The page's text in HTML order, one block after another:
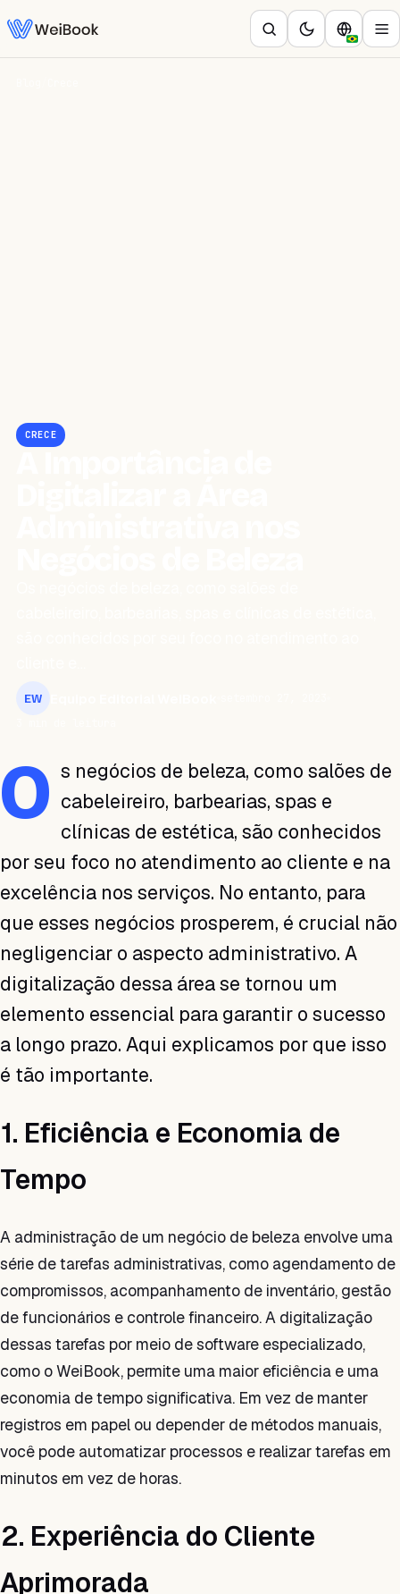
CRECE
EW
O s negócios de beleza, como salões de
cabeleireiro, barbearias, spas e
clínicas de estética, são conhecidos
por seu foco no atendimento ao cliente e na
excelência nos serviços. No entanto, para
que esses negócios prosperem, é crucial não
negligenciar o aspecto administrativo. A
digitalização dessa área se tornou um
elemento essencial para garantir o sucesso
a longo prazo. Aqui explicamos por que isso
é tão importante.
1. Eficiência e Economia de
Tempo
A administração de um negócio de beleza envolve uma
série de tarefas administrativas, como agendamento de
compromissos, acompanhamento de inventário, gestão
de funcionários e controle financeiro. A digitalização
dessas tarefas por meio de software especializado,
como o WeiBook, permite uma maior eficiência e uma
economia de tempo significativa. Em vez de manter
registros em papel ou depender de métodos manuais,
você pode automatizar processos e realizar tarefas em
minutos em vez de horas.
2. Experiência do Cliente
Aprimorada